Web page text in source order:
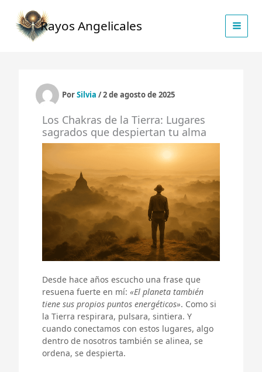
contenidoRayos Angelicales
PorSilvia /2 de agosto de 2025
Los Chakras de la Tierra: Lugares
sagrados que despiertan tu alma
Desde hace años escucho una frase que
resuena fuerte en mí: «El planeta también
tiene sus propios puntos energéticos». Como si
la Tierra respirara, pulsara, sintiera. Y
cuando conectamos con estos lugares, algo
dentro de nosotros también se alinea, se
ordena, se despierta.